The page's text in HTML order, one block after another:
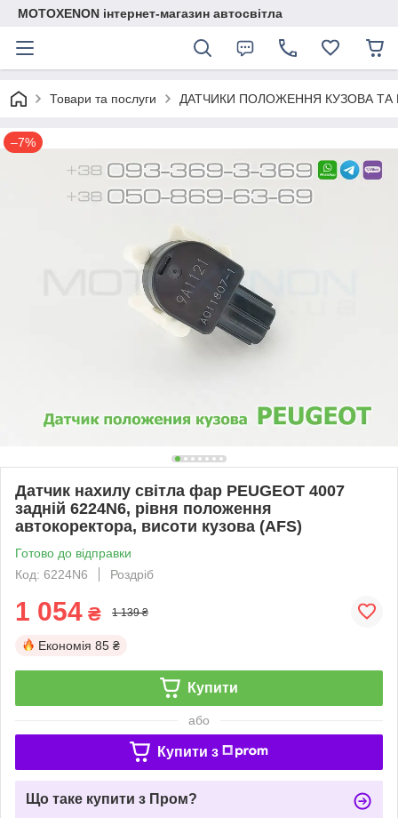
MOTOXENON інтернет-магазин автосвітла
Товари та послуги ДАТЧИКИ ПОЛОЖЕННЯ КУЗОВА ТА
–7%
Датчик нахилу світла фар PEUGEOT 4007
задній 6224N6, рівня положення
автокоректора, висоти кузова (AFS)
Готово до відправки
Код: 6224N6
Роздріб
1 054 ₴ 1 139 ₴
Економія 85 ₴
Купити
або
Купити з
Що таке купити з Пром?